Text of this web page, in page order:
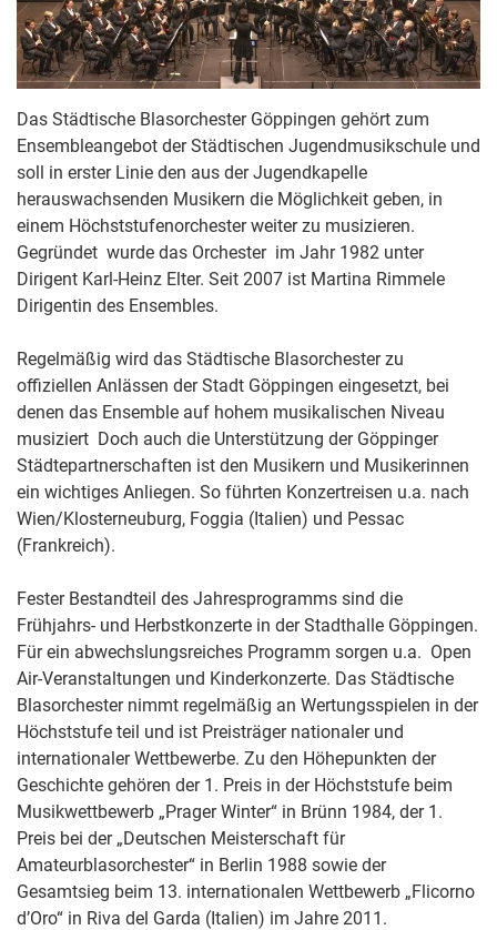
Das Städtische Blasorchester Göppingen gehört zum
Ensembleangebot der Städtischen Jugendmusikschule und
soll in erster Linie den aus der Jugendkapelle
herauswachsenden Musikern die Möglichkeit geben, in
einem Höchststufenorchester weiter zu musizieren.
Gegründet wurde das Orchester im Jahr 1982 unter
Dirigent Karl-Heinz Elter. Seit 2007 ist Martina Rimmele
Dirigentin des Ensembles.
Regelmäßig wird das Städtische Blasorchester zu
offiziellen Anlässen der Stadt Göppingen eingesetzt, bei
denen das Ensemble auf hohem musikalischen Niveau
musiziert Doch auch die Unterstützung der Göppinger
Städtepartnerschaften ist den Musikern und Musikerinnen
ein wichtiges Anliegen. So führten Konzertreisen u.a. nach
Wien/Klosterneuburg, Foggia (Italien) und Pessac
(Frankreich).
Fester Bestandteil des Jahresprogramms sind die
Frühjahrs- und Herbstkonzerte in der Stadthalle Göppingen.
Für ein abwechslungsreiches Programm sorgen u.a. Open
Air-Veranstaltungen und Kinderkonzerte. Das Städtische
Blasorchester nimmt regelmäßig an Wertungsspielen in der
Höchststufe teil und ist Preisträger nationaler und
internationaler Wettbewerbe. Zu den Höhepunkten der
Geschichte gehören der 1. Preis in der Höchststufe beim
Musikwettbewerb „Prager Winter“ in Brünn 1984, der 1.
Preis bei der „Deutschen Meisterschaft für
Amateurblasorchester“ in Berlin 1988 sowie der
Gesamtsieg beim 13. internationalen Wettbewerb „Flicorno
d’Oro“ in Riva del Garda (Italien) im Jahre 2011.